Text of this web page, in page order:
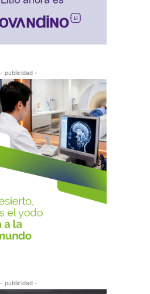
- publicidad -
- publicidad -